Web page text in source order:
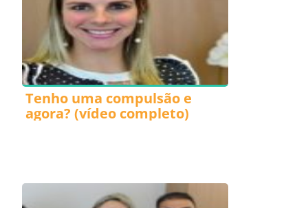
Tenho uma compulsão e
agora? (vídeo completo)